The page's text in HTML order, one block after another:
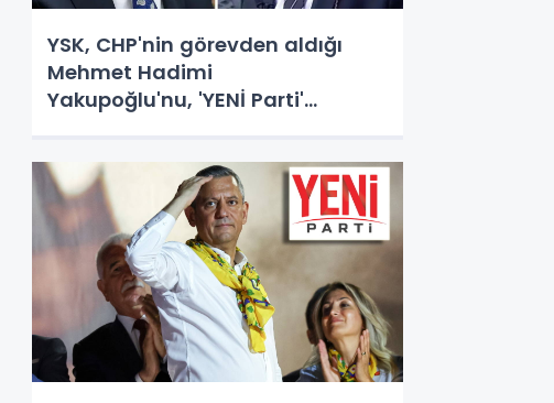
YSK, CHP'nin görevden aldığı
Mehmet Hadimi
Yakupoğlu'nu, 'YENİ Parti'